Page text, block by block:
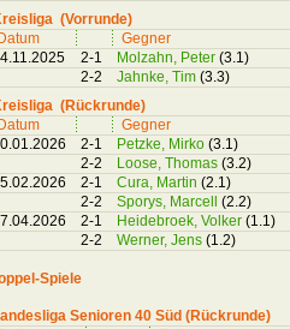
(Vorrunde)
Datum
Gegner
2-1 Molzahn, Peter (3.1)
2-2
Jahnke, Tim (3.3)
(Rückrunde)
Datum
Gegner
2-1 Petzke, Mirko (3.1)
2-2
Loose, Thomas (3.2)
2-1 Cura, Martin (2.1)
2-2
Sporys, Marcell (2.2)
2-1 Heidebroek, Volker (1.1)
2-2
Werner, Jens (1.2)
Spiele
Senioren 40 Süd (Rückrunde)